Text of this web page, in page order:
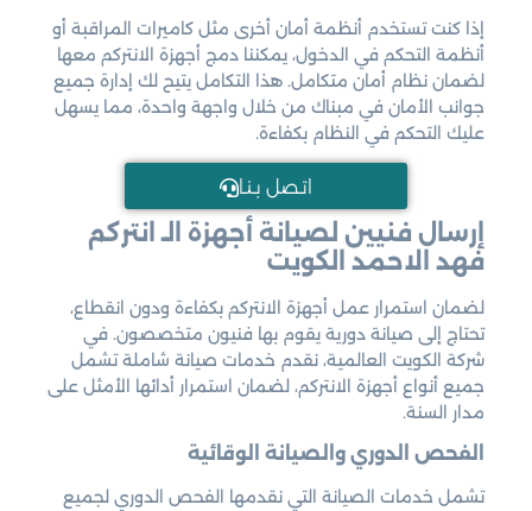
إذا كنت تستخدم أنظمة أمان أخرى مثل كاميرات المراقبة أو
أنظمة التحكم في الدخول، يمكننا دمج أجهزة الانتركم معها
لضمان نظام أمان متكامل. هذا التكامل يتيح لك إدارة جميع
جوانب الأمان في مبناك من خلال واجهة واحدة، مما يسهل
عليك التحكم في النظام بكفاءة.
اتـصل بـنـا
إرسال فنيين لصيانة أجهزة الـ انتركم
فهد الاحمد الكويت
لضمان استمرار عمل أجهزة الانتركم بكفاءة ودون انقطاع،
تحتاج إلى صيانة دورية يقوم بها فنيون متخصصون. في
شركة الكويت العالمية، نقدم خدمات صيانة شاملة تشمل
جميع أنواع أجهزة الانتركم، لضمان استمرار أدائها الأمثل على
مدار السنة.
الفحص الدوري والصيانة الوقائية
تشمل خدمات الصيانة التي نقدمها الفحص الدوري لجميع